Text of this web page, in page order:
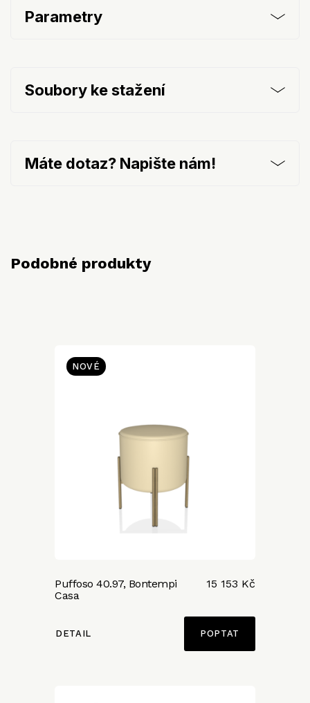
Parametry
Soubory ke stažení
Máte dotaz? Napište nám!
Podobné produkty
NOVÉ
Puffoso 40.97, Bontempi
Casa
15 153 Kč
DETAIL POPTAT